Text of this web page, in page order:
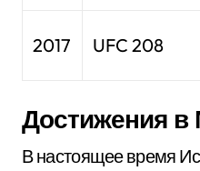
2017 UFC 208
Достижения
В настоящее время